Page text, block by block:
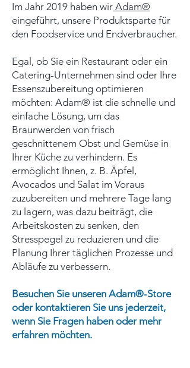
Im Jahr 2019 haben wir Adam®
eingeführt, unsere Produktsparte für
den Foodservice und Endverbraucher.
Egal, ob Sie ein Restaurant oder ein
Catering-Unternehmen sind oder Ihre
Essenszubereitung optimieren
möchten: Adam® ist die schnelle und
einfache Lösung, um das
Braunwerden von frisch
geschnittenem Obst und Gemüse in
Ihrer Küche zu verhindern. Es
ermöglicht Ihnen, z. B. Äpfel,
Avocados und Salat im Voraus
zuzubereiten und mehrere Tage lang
zu lagern, was dazu beiträgt, die
Arbeitskosten zu senken, den
Stresspegel zu reduzieren und die
Planung Ihrer täglichen Prozesse und
Abläufe zu verbessern.
Besuchen Sie unseren Adam®-Store
oder kontaktieren Sie uns jederzeit,
wenn Sie Fragen haben oder mehr
erfahren möchten.